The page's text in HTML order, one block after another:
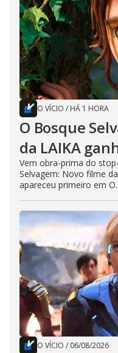
O VÍCIO / HÁ 1 HORA
O Bosque
da LAIKA
Vem obra-prima do
Selvagem: Novo filme
apareceu primeiro em
O VÍCIO / 06/08/2026